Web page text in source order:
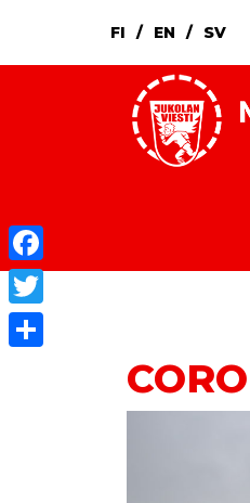
FI EN SV
Facebook
Twitter